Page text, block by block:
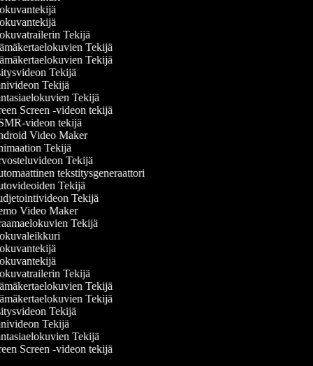
Tekijä
Tekijä
Tekijä
Tekijä
Tekijä
Tekijä
Screen -videon tekijä
videon tekijä
Video Maker
Tekijä
Tekijä
tekstitysgeneraattori
Tekijä
Tekijä
Video Maker
Tekijä
Tekijä
Tekijä
Tekijä
Tekijä
Tekijä
Tekijä
Screen -videon tekijä